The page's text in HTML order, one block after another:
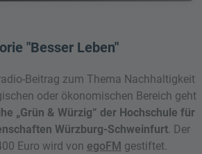
"Besser Leben"
Beitrag zum Thema Nachhaltigkeit
oder ökonomischen Bereich geht
„Grün & Würzig“ der Hochschule für
Würzburg-Schweinfurt. Der
Euro wird von egoFM gestiftet.